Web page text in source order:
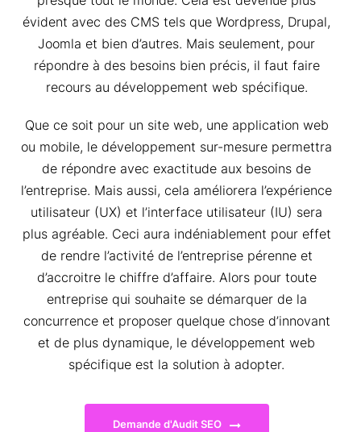
évident avec des CMS tels que Wordpress, Drupal,
Joomla et bien d’autres. Mais seulement, pour
répondre à des besoins bien précis, il faut faire
recours au développement web spécifique.
Que ce soit pour un site web, une application web
ou mobile, le développement sur-mesure permettra
de répondre avec exactitude aux besoins de
l’entreprise. Mais aussi, cela améliorera l’expérience
utilisateur (UX) et l’interface utilisateur (IU) sera
plus agréable. Ceci aura indéniablement pour effet
de rendre l’activité de l’entreprise pérenne et
d’accroitre le chiffre d’affaire. Alors pour toute
entreprise qui souhaite se démarquer de la
concurrence et proposer quelque chose d’innovant
et de plus dynamique, le développement web
spécifique est la solution à adopter.
Demande d'Audit SEO